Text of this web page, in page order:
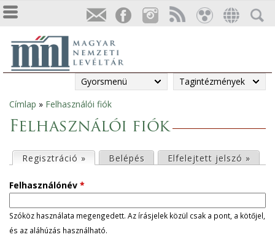
Gyorsmenü Tagintézmények
Jelenlegi
hely
Címlap » Felhasználói fiók
Felhasználói fiók
l
s
ő
Regisztráció » (aktív fül)
Belépés Elfelejtett jelszó »
Felhasználónév *
Szóköz használata megengedett. Az írásjelek közül csak a pont, a kötőjel,
és az aláhúzás használható.